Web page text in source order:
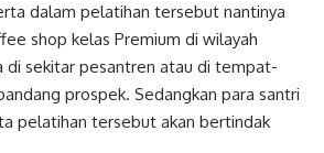
dalam pelatihan tersebut nantinya
shop kelas Premium di wilayah
di sekitar pesantren atau di tempat-
prospek. Sedangkan para santri
pelatihan tersebut akan bertindak